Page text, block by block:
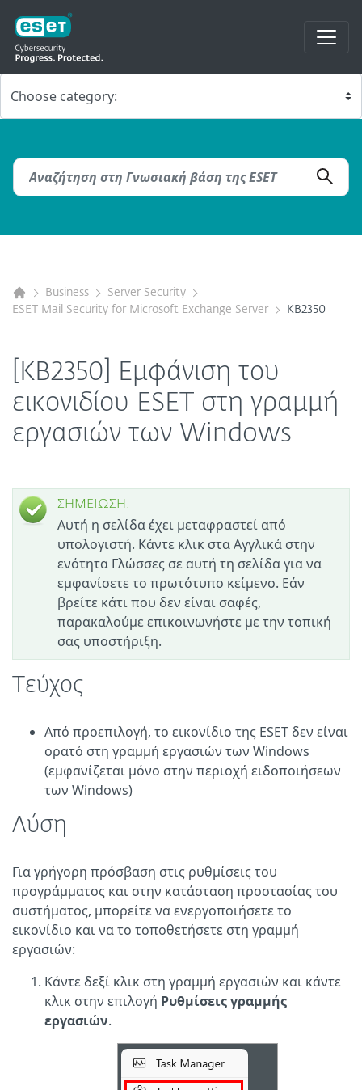
Business
Server Security
ESET Mail Security for Microsoft Exchange Server
KB2350
[KB2350] Εμφάνιση του
εικονιδίου ESET στη γραμμή
εργασιών των Windows
ΣΗΜΕΙΩΣΗ:
Αυτή η σελίδα έχει μεταφραστεί από
υπολογιστή. Κάντε κλικ στα Αγγλικά στην
ενότητα Γλώσσες σε αυτή τη σελίδα για να
εμφανίσετε το πρωτότυπο κείμενο. Εάν
βρείτε κάτι που δεν είναι σαφές,
παρακαλούμε επικοινωνήστε με την τοπική
σας υποστήριξη.
Τεύχος
Από προεπιλογή, το εικονίδιο της ESET δεν είναι
ορατό στη γραμμή εργασιών των Windows
(εμφανίζεται μόνο στην περιοχή ειδοποιήσεων
των Windows)
Λύση
Για γρήγορη πρόσβαση στις ρυθμίσεις του
προγράμματος και στην κατάσταση προστασίας του
συστήματος, μπορείτε να ενεργοποιήσετε το
εικονίδιο και να το τοποθετήσετε στη γραμμή
εργασιών:
Κάντε δεξί κλικ στη γραμμή εργασιών και κάντε
κλικ στην επιλογή Ρυθμίσεις γραμμής
εργασιών.